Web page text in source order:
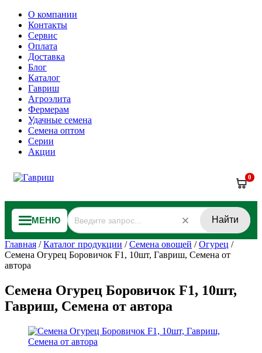
О компании
Контакты
Сервис
Оплата
Доставка
Блог
Каталог
Гавриш
Агроэлита
Фермерам
Удачные семена
Семена оптом
Серии
Акции
0
МЕНЮ Найти
Главная /Каталог продукции /Семена овощей /Огурец /
Семена Огурец Боровичок F1, 10шт, Гавриш, Семена от
автора
Семена Огурец Боровичок F1, 10шт,
Гавриш, Семена от автора